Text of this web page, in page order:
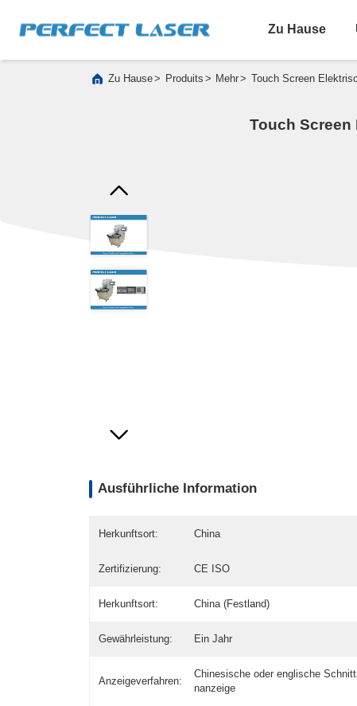
Zu Hause
Zu Hause> Produits > Mehr> Touch Screen
Touch Screen
Ausführliche Information
Herkunftsort: China
Zertifizierung: CE ISO
Herkunftsort: China (Festland)
Gewährleistung: Ein Jahr
Anzeigeverfahren:
Chinesische oder englische
nanzeige